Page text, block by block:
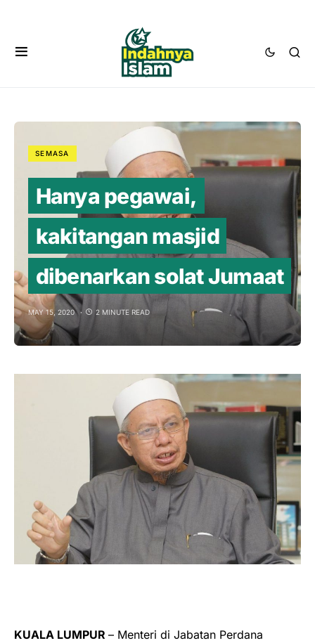
SEMASA
Hanya pegawai,
kakitangan masjid
dibenarkan solat Jumaat
MAY 15, 2020 2 MINUTE READ
KUALA LUMPUR – Menteri di Jabatan Perdana